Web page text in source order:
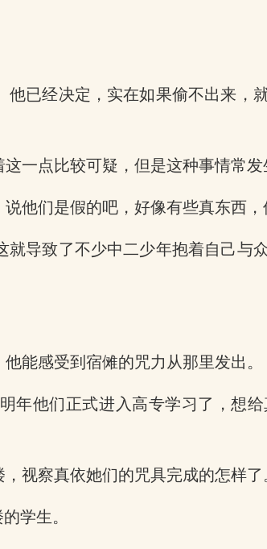
已经决定，实在如果偷不出来，
一点比较可疑，但是这种事情常发
他们是假的吧，好像有些真东西，
导致了不少中二少年抱着自己与
能感受到宿傩的咒力从那里发出。
年他们正式进入高专学习了，想
视察真依她们的咒具完成的怎样了
学生。